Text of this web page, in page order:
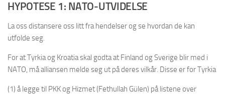
HYPOTESE 1: NATO-UTVIDELSE
La oss distansere oss litt fra hendelser og se hvordan de kan
utfolde seg.
For at Tyrkia og Kroatia skal godta at Finland og Sverige blir med i
NATO, må alliansen melde seg ut på deres vilkår. Disse er for Tyrkia
(1) å legge til PKK og Hizmet (Fethullah Gülen) på listene over